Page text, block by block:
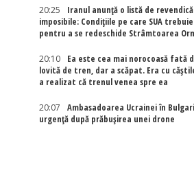
20:25
Iranul anunță o listă de
imposibile: Condițiile pe care SUA
pentru a se redeschide Strâmtoarea
20:10
Ea este cea mai norocoasă fată
lovită de tren, dar a scăpat. Era cu
a realizat că trenul venea spre ea
20:07
Ambasadoarea Ucrainei în
urgență după prăbușirea unei drone